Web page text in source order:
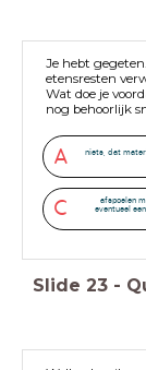
Je hebt
etensresten
Wat doe je
nog behoorlijk
A
niets, dat
C
afspoelen
eventueel
Slide 23 -